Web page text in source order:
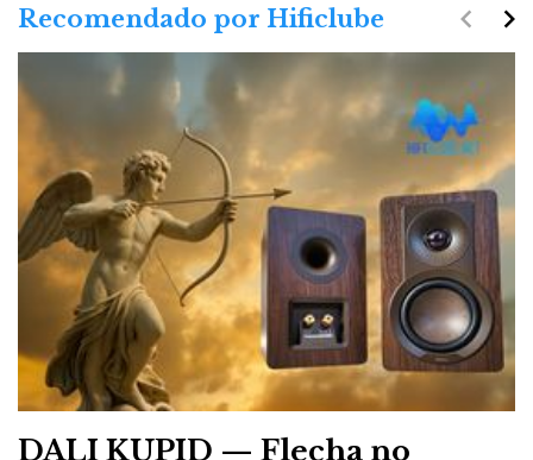
Recomendado por Hificlube
DALI KUPID — Flecha no
navigate_next
navigate_before